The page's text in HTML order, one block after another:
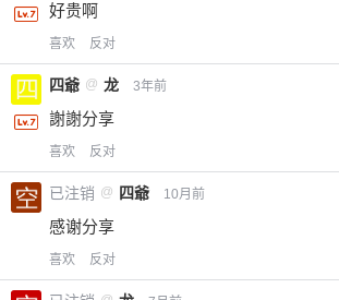
好贵啊
喜欢 反对
四爺 @ 龙 3年前
謝謝分享
喜欢 反对
已注销 @ 四爺 10月前
感谢分享
喜欢 反对